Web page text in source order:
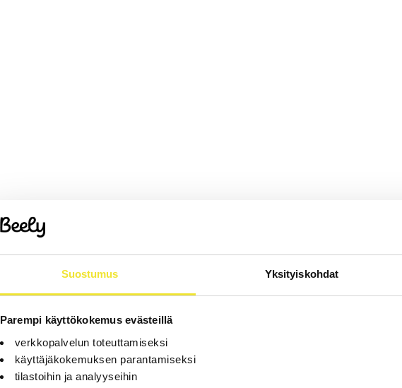
Suostumus Yksityiskohdat
Parempi käyttökokemus evästeillä
verkkopalvelun toteuttamiseksi
käyttäjäkokemuksen parantamiseksi
tilastoihin ja analyyseihin